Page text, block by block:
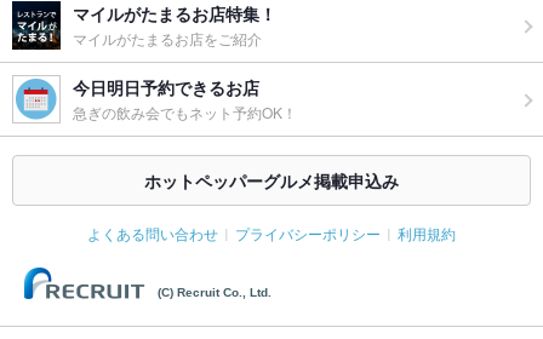
マイルがたまるお店特集！
マイルがたまるお店をご紹介
今日明日予約できるお店
急ぎの飲み会でもネット予約OK！
ホットペッパーグルメ掲載申込み
よくある問い合わせ プライバシーポリシー 利用規約
(C) Recruit Co., Ltd.